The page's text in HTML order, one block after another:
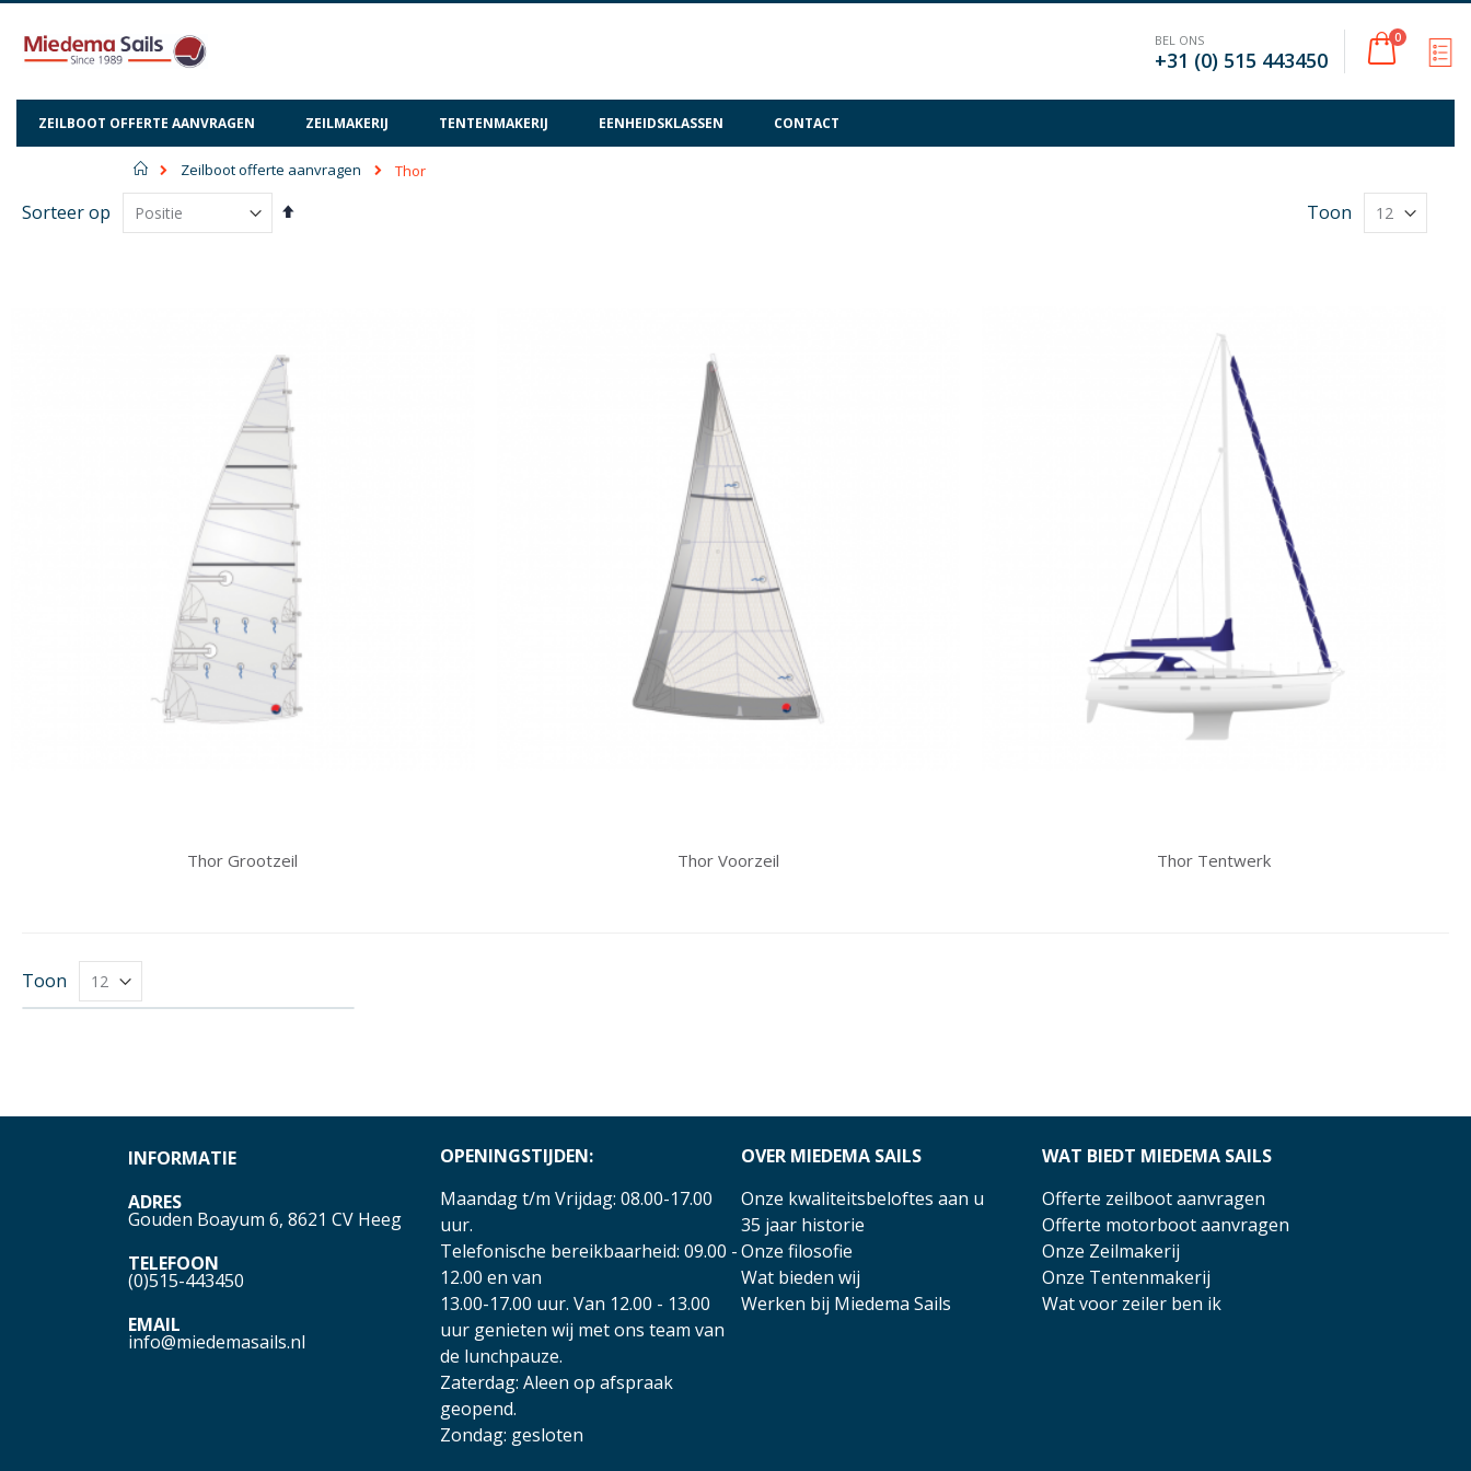
Cart
0
BEL ONS
+31 (0) 515 443450
ZEILBOOT OFFERTE AANVRAGEN ZEILMAKERIJ TENTENMAKERIJ EENHEIDSKLASSEN CONTACT
Home
Zeilboot offerte aanvragen Thor
Sorteer op
Van
Toon
Thor Grootzeil Thor Voorzeil Thor Tentwerk
Toon
INFORMATIE
ADRES
Gouden Boayum 6, 8621 CV Heeg
TELEFOON
(0)515-443450
EMAIL
info@miedemasails.nl
OPENINGSTIJDEN:
Maandag t/m Vrijdag: 08.00-17.00
uur.
Telefonische bereikbaarheid: 09.00 -
12.00 en van
13.00-17.00 uur. Van 12.00 - 13.00
uur genieten wij met ons team van
de lunchpauze.
Zaterdag: Aleen op afspraak
geopend.
Zondag: gesloten
OVER MIEDEMA SAILS
Onze kwaliteitsbeloftes aan u
35 jaar historie
Onze filosofie
Wat bieden wij
Werken bij Miedema Sails
WAT BIEDT MIEDEMA SAILS
Offerte zeilboot aanvragen
Offerte motorboot aanvragen
Onze Zeilmakerij
Onze Tentenmakerij
Wat voor zeiler ben ik